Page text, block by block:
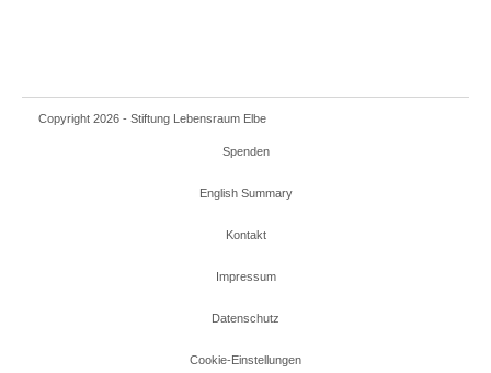
Copyright 2026 - Stiftung Lebensraum Elbe
Spenden
English Summary
Kontakt
Impressum
Datenschutz
Cookie-Einstellungen